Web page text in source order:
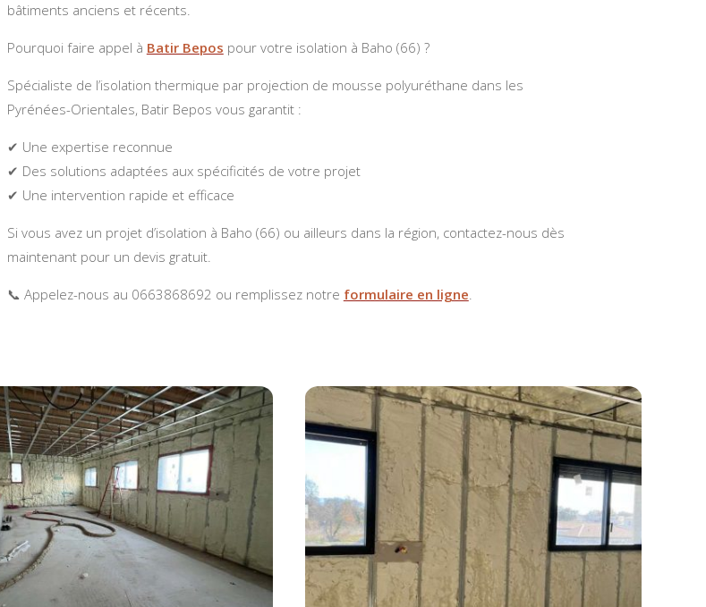
bâtiments anciens et récents.
Pourquoi faire appel à Batir Bepos pour votre isolation à Baho (66) ?
Spécialiste de l’isolation thermique par projection de mousse polyuréthane dans les
Pyrénées-Orientales, Batir Bepos vous garantit :
✔ Une expertise reconnue
✔ Des solutions adaptées aux spécificités de votre projet
✔ Une intervention rapide et efficace
Si vous avez un projet d’isolation à Baho (66) ou ailleurs dans la région, contactez-nous dès
maintenant pour un devis gratuit.
📞 Appelez-nous au 0663868692 ou remplissez notre formulaire en ligne.